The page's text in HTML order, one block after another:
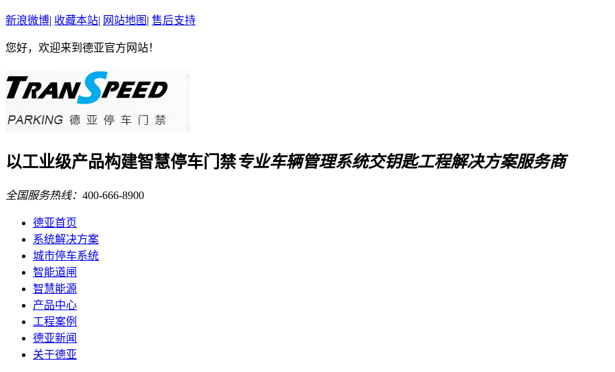
新浪微博| 收藏本站| 网站地图 | 售后支持
您好，欢迎来到德亚官方网站！
以工业级产品构建智慧停车门禁专业车辆管理系统交钥匙工程解决方案服务商
全国服务热线： 400-666-8900
德亚首页
系统解决方案
城市停车系统
智能道闸
智慧能源
产品中心
工程案例
德亚新闻
关于德亚